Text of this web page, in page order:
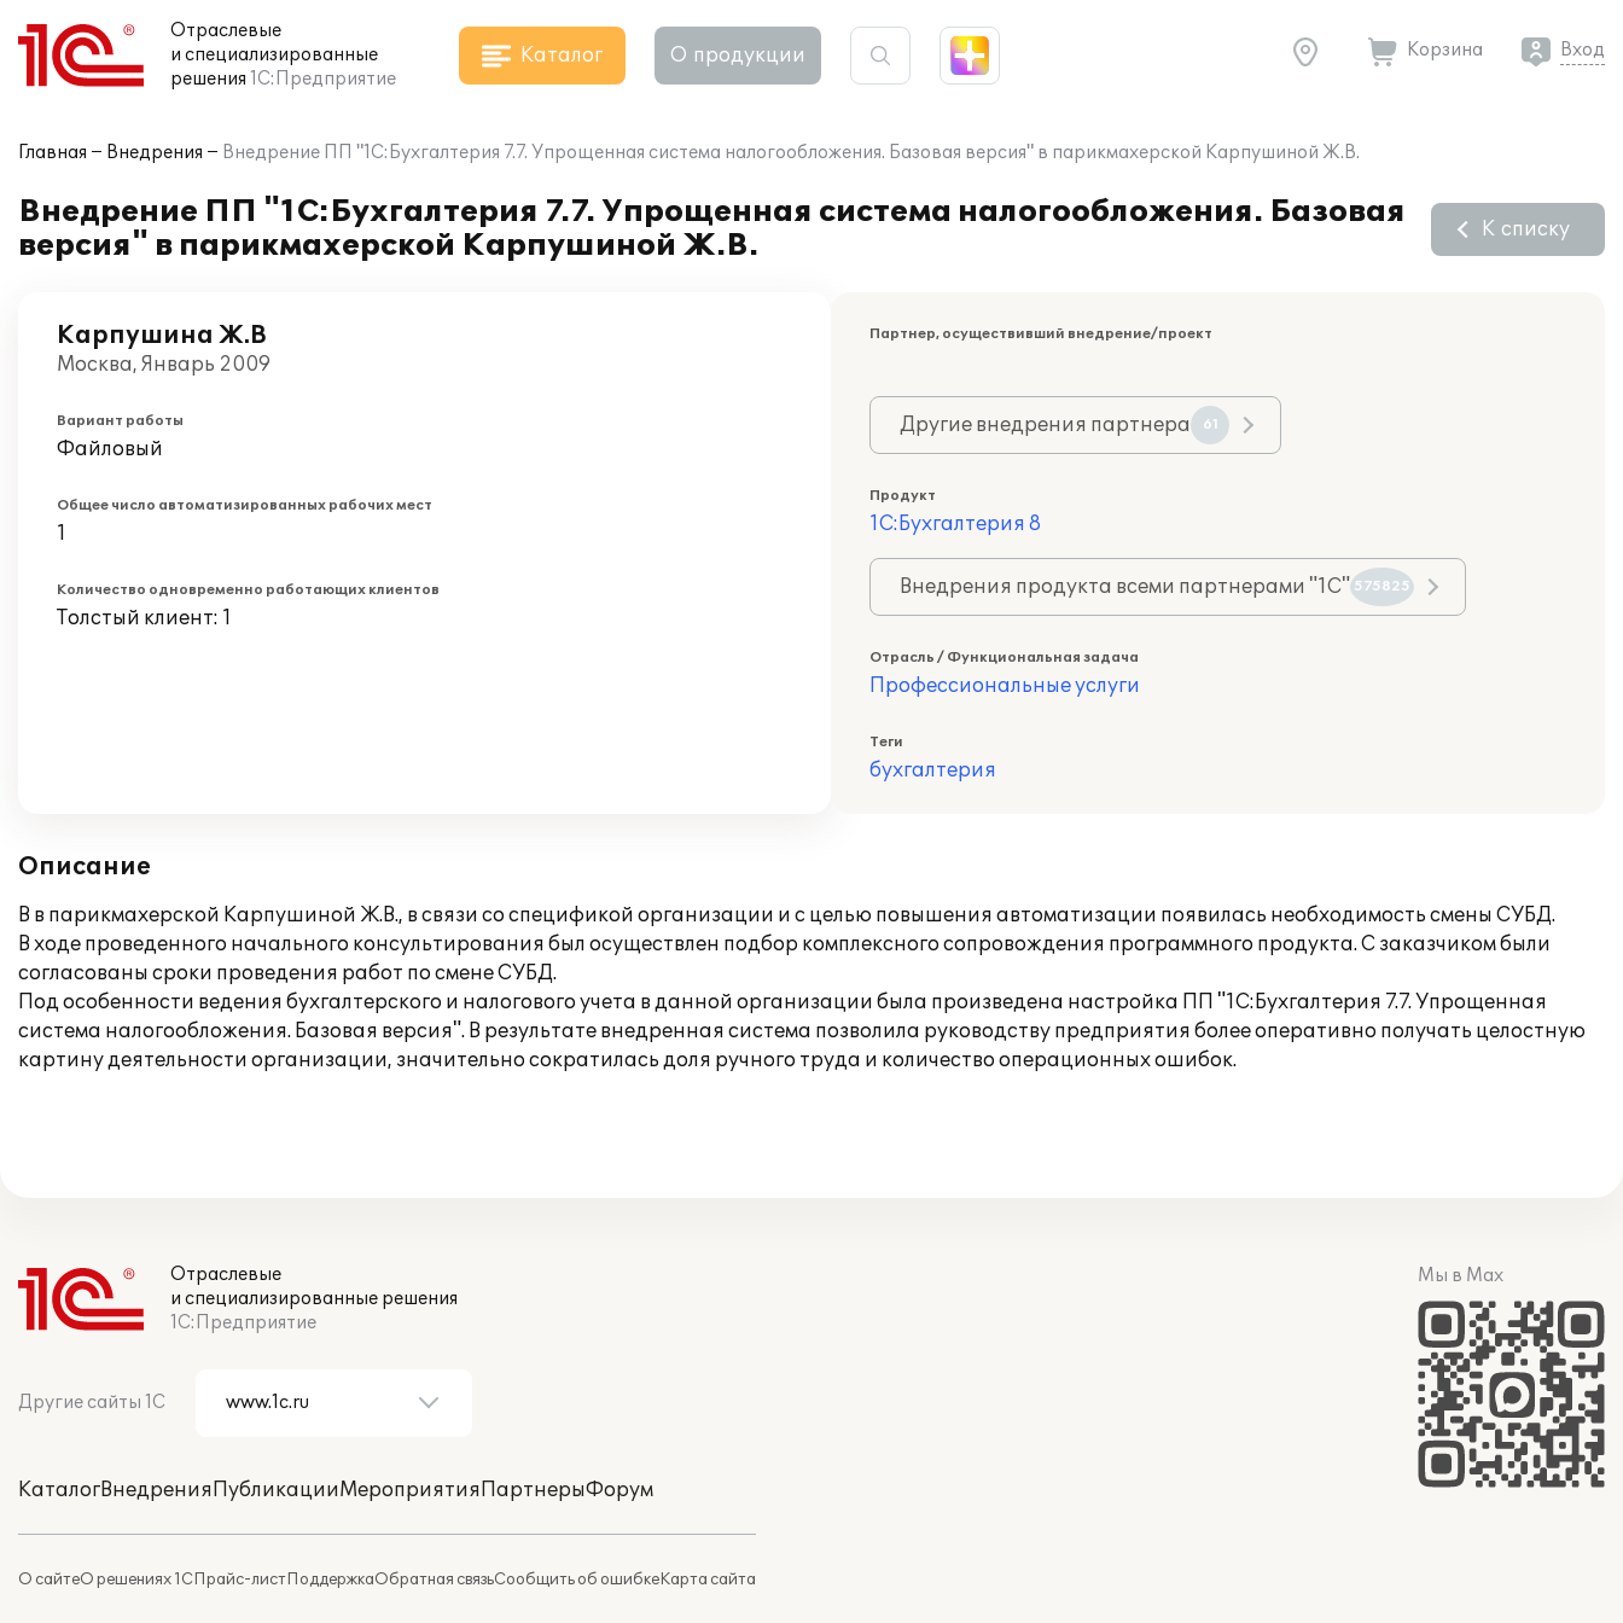
Отраслевые
и специализированные
решения 1С:Предприятие
Каталог О продукции Корзина Вход
Главная Внедрения Внедрение ПП "1С:Бухгалтерия 7.7. Упрощенная система налогообложения. Базовая версия" в парикмахерской Карпушиной Ж.В.
Внедрение ПП "1С:Бухгалтерия 7.7. Упрощенная система налогообложения. Базовая
версия" в парикмахерской Карпушиной Ж.В.
К списку
Карпушина Ж.В
Москва, Январь 2009
Вариант работы
Файловый
Общее число автоматизированных рабочих мест
1
Количество одновременно работающих клиентов
Толстый клиент: 1
Партнер, осуществивший внедрение/проект
Другие внедрения партнера 61
Продукт
1С:Бухгалтерия 8
Внедрения продукта всеми партнерами "1С" 575825
Отрасль / Функциональная задача
Профессиональные услуги
Теги
бухгалтерия
Описание
В в парикмахерской Карпушиной Ж.В., в связи со спецификой организации и с целью повышения автоматизации появилась необходимость смены СУБД.
В ходе проведенного начального консультирования был осуществлен подбор комплексного сопровождения программного продукта. С заказчиком были
согласованы сроки проведения работ по смене СУБД.
Под особенности ведения бухгалтерского и налогового учета в данной организации была произведена настройка ПП "1С:Бухгалтерия 7.7. Упрощенная
система налогообложения. Базовая версия". В результате внедренная система позволила руководству предприятия более оперативно получать целостную
картину деятельности организации, значительно сократилась доля ручного труда и количество операционных ошибок.
Отраслевые
и специализированные решения
1С:Предприятие
Другие сайты 1С
КаталогВнедренияПубликацииМероприятияПартнерыФорум
О сайтеО решениях 1СПрайс-листПоддержкаОбратная связьСообщить об ошибкеКарта сайта
Мы в Max